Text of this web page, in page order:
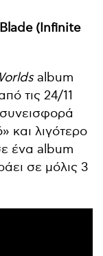
(Infinite
album
τις 24/11
και λιγότερο
ένα album
σε μόλις 3